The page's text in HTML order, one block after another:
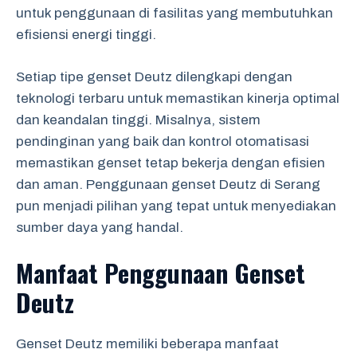
untuk penggunaan di fasilitas yang membutuhkan
efisiensi energi tinggi.
Setiap tipe genset Deutz dilengkapi dengan
teknologi terbaru untuk memastikan kinerja optimal
dan keandalan tinggi. Misalnya, sistem
pendinginan yang baik dan kontrol otomatisasi
memastikan genset tetap bekerja dengan efisien
dan aman. Penggunaan genset Deutz di Serang
pun menjadi pilihan yang tepat untuk menyediakan
sumber daya yang handal.
Manfaat Penggunaan Genset
Deutz
Genset Deutz memiliki beberapa manfaat